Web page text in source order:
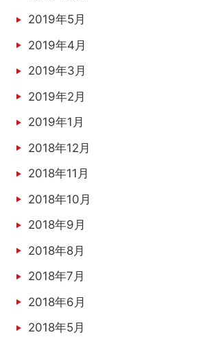
2019年5月
2019年4月
2019年3月
2019年2月
2019年1月
2018年12月
2018年11月
2018年10月
2018年9月
2018年8月
2018年7月
2018年6月
2018年5月